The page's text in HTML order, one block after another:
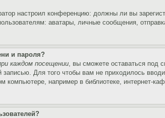
настроил конференцию: должны ли вы
аватары, личные сообщения,
и пароля?
каждом посещении, вы сможете оставаться под
записью. Для того чтобы вам не приходилось
например в библиотеке, интернет-